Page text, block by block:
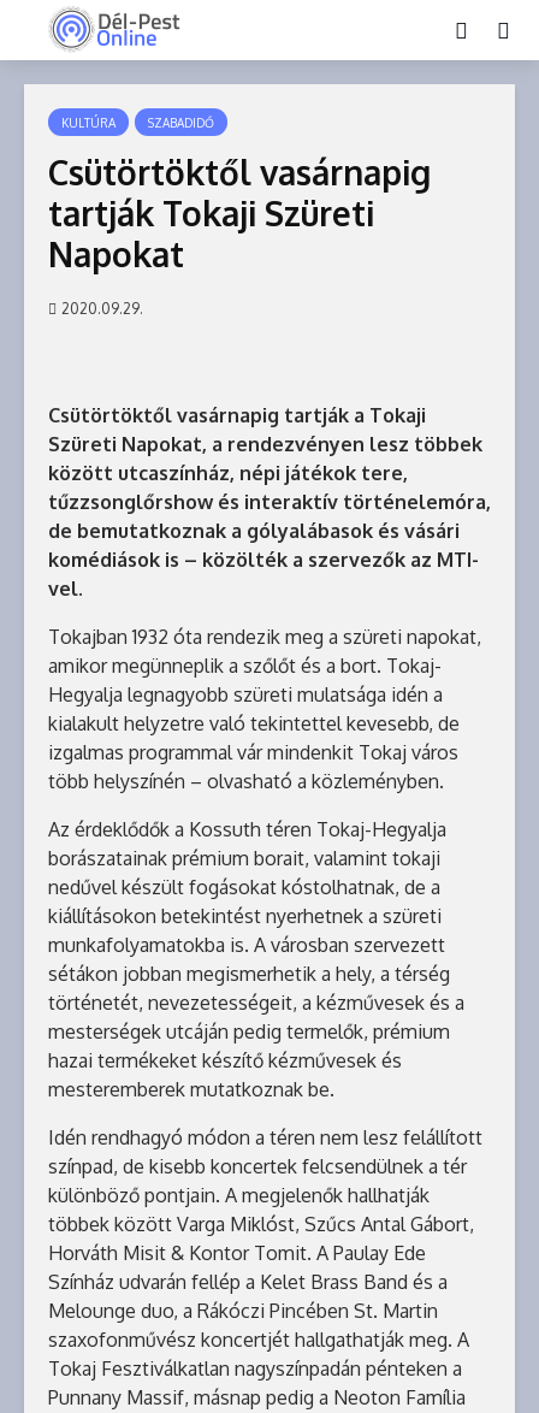
KULTÚRA SZABADIDŐ
Csütörtöktől vasárnapig
tartják Tokaji Szüreti
Napokat
2020.09.29.
Csütörtöktől vasárnapig tartják a Tokaji
Szüreti Napokat, a rendezvényen lesz többek
között utcaszínház, népi játékok tere,
tűzzsonglőrshow és interaktív történelemóra,
de bemutatkoznak a gólyalábasok és vásári
komédiások is – közölték a szervezők az MTI-
vel.
Tokajban 1932 óta rendezik meg a szüreti napokat,
amikor megünneplik a szőlőt és a bort. Tokaj-
Hegyalja legnagyobb szüreti mulatsága idén a
kialakult helyzetre való tekintettel kevesebb, de
izgalmas programmal vár mindenkit Tokaj város
több helyszínén – olvasható a közleményben.
Az érdeklődők a Kossuth téren Tokaj-Hegyalja
borászatainak prémium borait, valamint tokaji
nedűvel készült fogásokat kóstolhatnak, de a
kiállításokon betekintést nyerhetnek a szüreti
munkafolyamatokba is. A városban szervezett
sétákon jobban megismerhetik a hely, a térség
történetét, nevezetességeit, a kézművesek és a
mesterségek utcáján pedig termelők, prémium
hazai termékeket készítő kézművesek és
mesteremberek mutatkoznak be.
Idén rendhagyó módon a téren nem lesz felállított
színpad, de kisebb koncertek felcsendülnek a tér
különböző pontjain. A megjelenők hallhatják
többek között Varga Miklóst, Szűcs Antal Gábort,
Horváth Misit & Kontor Tomit. A Paulay Ede
Színház udvarán fellép a Kelet Brass Band és a
Melounge duo, a Rákóczi Pincében St. Martin
szaxofonművész koncertjét hallgathatják meg. A
Tokaj Fesztiválkatlan nagyszínpadán pénteken a
Punnany Massif, másnap pedig a Neoton Família